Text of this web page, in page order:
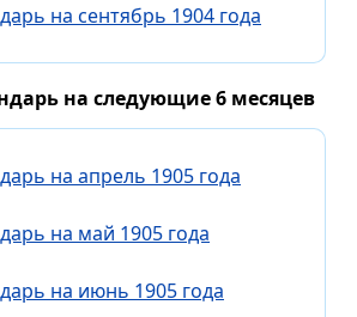
на сентябрь 1904 года
на следующие 6 месяцев
на апрель 1905 года
на май 1905 года
на июнь 1905 года